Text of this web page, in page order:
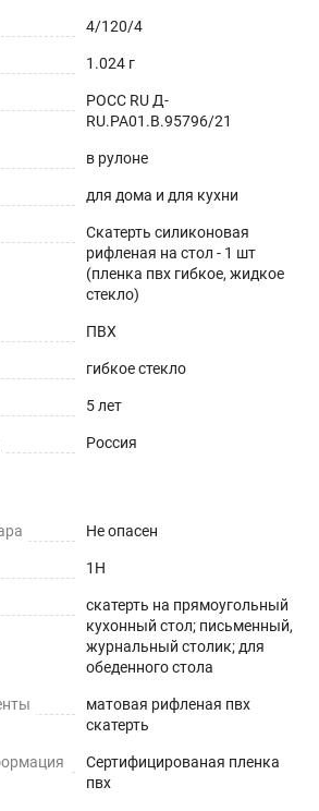
и текстиль. Силиконовые
2 - 2,5 мм более прочные,
для кухонного и
кухонной столешницы или
ПОВЕРХНОСТЬЮ
чистоте используемых ПВХ-
нескользкости и
4/120/4
1.024 г
РОСС RU Д-
RU.РА01.В.95796/21
в рулоне
для дома и для кухни
Скатерть силиконовая
рифленая на стол - 1 шт
(пленка пвх гибкое, жидкое
стекло)
ПВХ
гибкое стекло
5 лет
Россия
Не опасен
1H
скатерть на прямоугольный
кухонный стол; письменный,
журнальный столик; для
обеденного стола
матовая рифленая пвх
скатерть
Сертифицированая пленка
пвх